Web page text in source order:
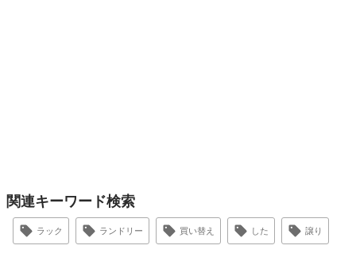
関連キーワード検索
ラック ランドリー 買い替え した 譲り